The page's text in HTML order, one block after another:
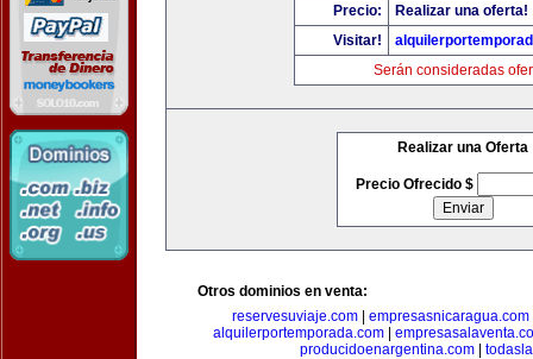
Precio:
Realizar una oferta!
Visitar!
Serán consideradas
Realizar una Oferta
Precio Ofrecido $
Otros dominios en venta:
reservesuviaje.com| empresasnicaragua.com
alquilerportemporada.com
producidoenargentina.com